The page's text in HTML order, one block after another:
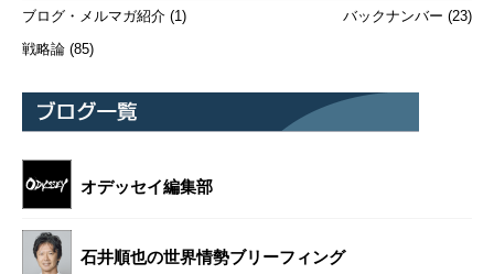
ブログ・メルマガ紹介 (1)
戦略論 (85)
バックナンバー (23)
オデッセイ編集部
石井順也の世界情勢ブリーフィング